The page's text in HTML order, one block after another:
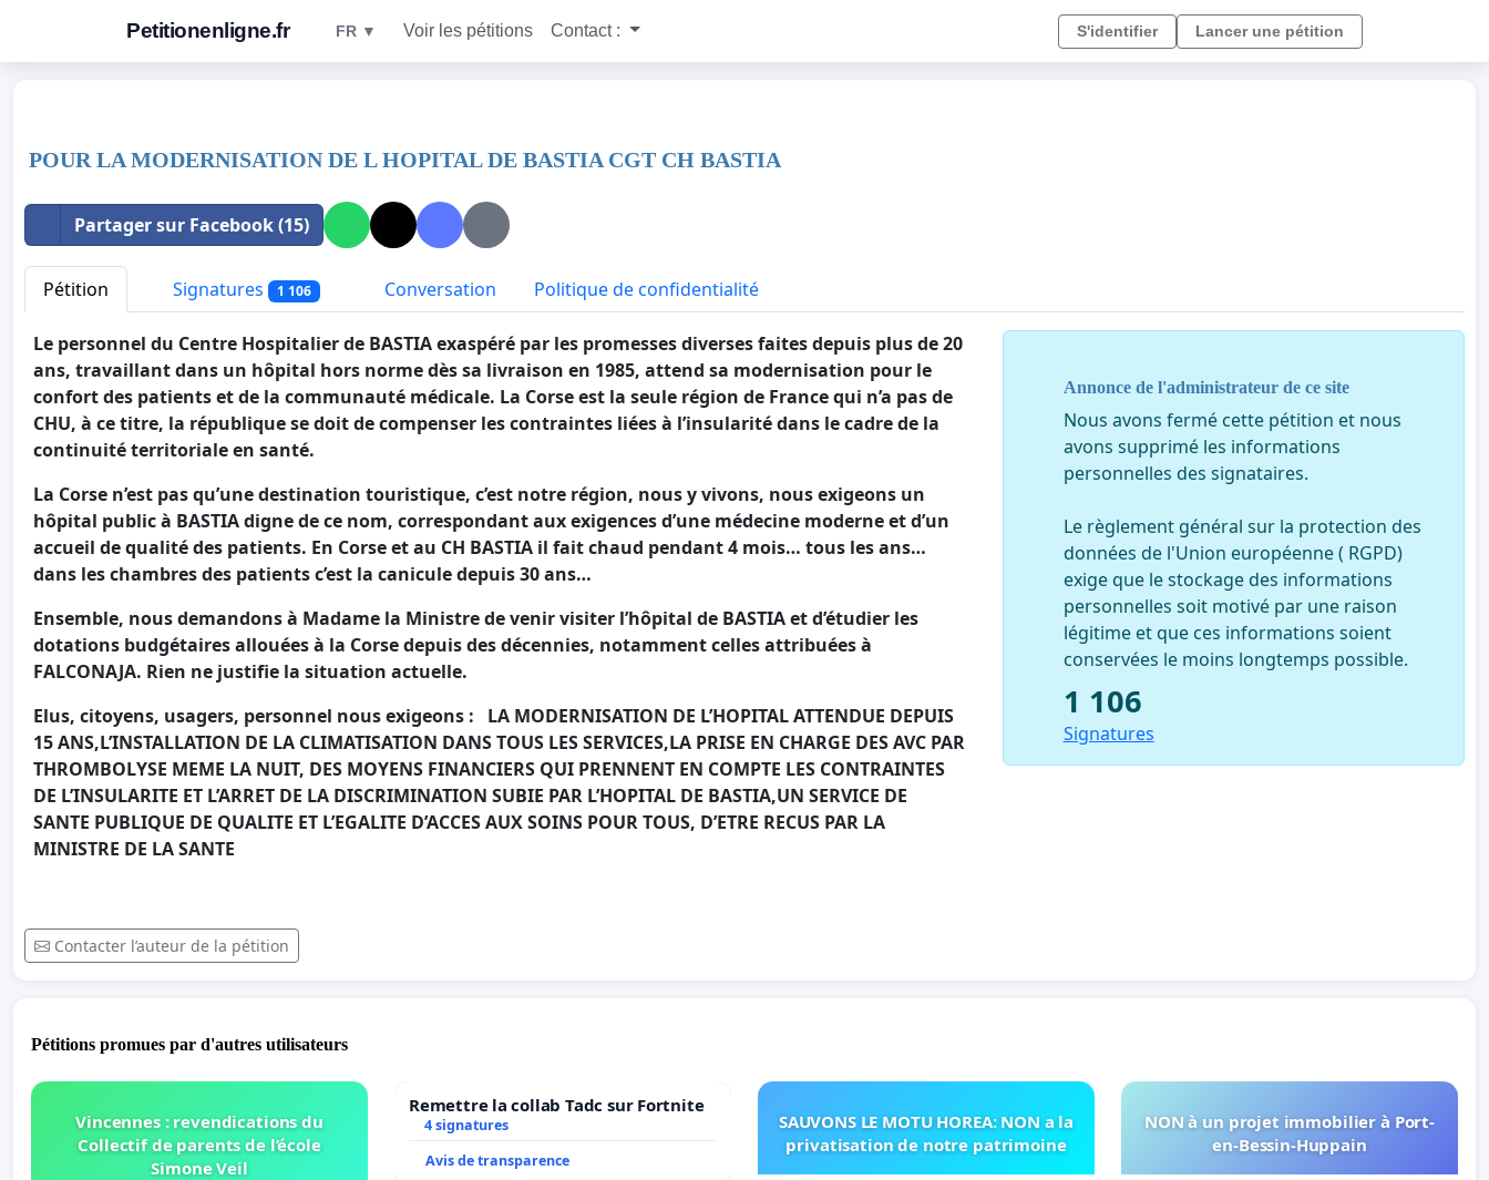
Petitionenligne.fr FR ▼ Voir les pétitions Contact : S'identifier Lancer une pétition
POUR LA MODERNISATION DE L HOPITAL DE BASTIA CGT CH BASTIA
Partager sur Facebook (15)
Pétition Signatures 1 106 Conversation Politique de confidentialité
Le personnel du Centre Hospitalier de BASTIA exaspéré par les promesses diverses faites depuis plus de 20
ans, travaillant dans un hôpital hors norme dès sa livraison en 1985, attend sa modernisation pour le
confort des patients et de la communauté médicale. La Corse est la seule région de France qui n’a pas de
CHU, à ce titre, la république se doit de compenser les contraintes liées à l’insularité dans le cadre de la
continuité territoriale en santé.
La Corse n’est pas qu’une destination touristique, c’est notre région, nous y vivons, nous exigeons un
hôpital public à BASTIA digne de ce nom, correspondant aux exigences d’une médecine moderne et d’un
accueil de qualité des patients. En Corse et au CH BASTIA il fait chaud pendant 4 mois… tous les ans…
dans les chambres des patients c’est la canicule depuis 30 ans…
Ensemble, nous demandons à Madame la Ministre de venir visiter l’hôpital de BASTIA et d’étudier les
dotations budgétaires allouées à la Corse depuis des décennies, notamment celles attribuées à
FALCONAJA. Rien ne justifie la situation actuelle.
Elus, citoyens, usagers, personnel nous exigeons : LA MODERNISATION DE L’HOPITAL ATTENDUE DEPUIS
15 ANS,L’INSTALLATION DE LA CLIMATISATION DANS TOUS LES SERVICES,LA PRISE EN CHARGE DES AVC PAR
THROMBOLYSE MEME LA NUIT, DES MOYENS FINANCIERS QUI PRENNENT EN COMPTE LES CONTRAINTES
DE L’INSULARITE ET L’ARRET DE LA DISCRIMINATION SUBIE PAR L’HOPITAL DE BASTIA,UN SERVICE DE
SANTE PUBLIQUE DE QUALITE ET L’EGALITE D’ACCES AUX SOINS POUR TOUS, D’ETRE RECUS PAR LA
MINISTRE DE LA SANTE
Contacter l’auteur de la pétition
Annonce de l'administrateur de ce site
Nous avons fermé cette pétition et nous
avons supprimé les informations
personnelles des signataires.
Le règlement général sur la protection des
données de l'Union européenne ( RGPD)
exige que le stockage des informations
personnelles soit motivé par une raison
légitime et que ces informations soient
conservées le moins longtemps possible.
1 106
Signatures
Pétitions promues par d'autres utilisateurs
Vincennes : revendications du
Collectif de parents de l’école
Simone Veil
Remettre la collab Tadc sur Fortnite
4 signatures
Avis de transparence
SAUVONS LE MOTU HOREA: NON a la
privatisation de notre patrimoine
NON à un projet immobilier à Port-
en-Bessin-Huppain